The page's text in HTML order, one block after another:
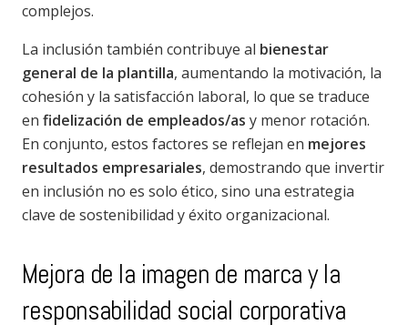
complejos.
La inclusión también contribuye al bienestar
general de la plantilla, aumentando la motivación, la
cohesión y la satisfacción laboral, lo que se traduce
en fidelización de empleados/as y menor rotación.
En conjunto, estos factores se reflejan en mejores
resultados empresariales, demostrando que invertir
en inclusión no es solo ético, sino una estrategia
clave de sostenibilidad y éxito organizacional.
Mejora de la imagen de marca y la
responsabilidad social corporativa